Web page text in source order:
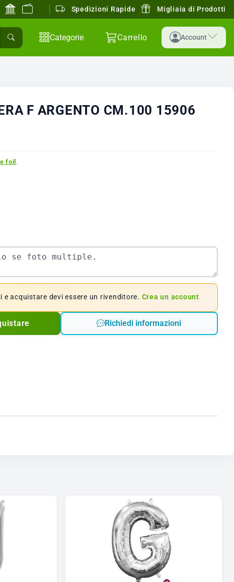
Spedizioni Rapide Migliaia di Prodotti
Categorie Carrello Account
F ARGENTO CM.100 15906
foil .
e acquistare devi essere un rivenditore. Crea un account
Richiedi informazioni